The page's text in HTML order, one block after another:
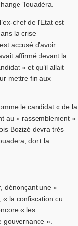
Touadéra.
chef de l’Etat est
la crise
accusé d’avoir
affirmé devant la
» et qu’il allait
mettre fin aux
le candidat « de la
au « rassemblement »
Bozizé devra très
dont la
dénonçant une «
« la confiscation du
« les
gouvernance ».